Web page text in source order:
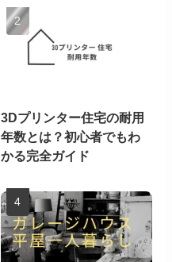
3Dプリンター住宅の耐用
年数とは？初心者でもわ
かる完全ガイド